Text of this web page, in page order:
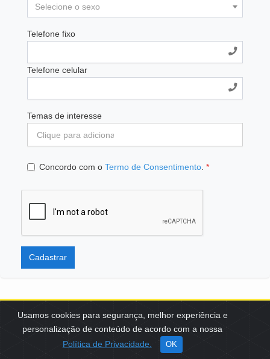
Usamos cookies para segurança, melhor experiência e
personalização de conteúdo de acordo com a nossa
Política de Privacidade.
OK
Selecione o sexo
Telefone fixo
Telefone celular
Temas de interesse
Concordo com o Termo de Consentimento *
Cadastrar
SCES, TRECHO 02, LOTE 22 CEP: 70200-002 | BRASÍLIA (DF) | +55
61 3108-7000 / FBB@FBB.ORG.BR